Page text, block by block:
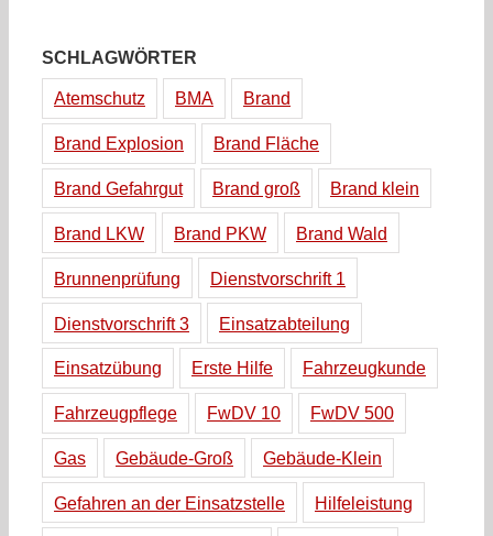
SCHLAGWÖRTER
Atemschutz BMA Brand
Brand Explosion Brand Fläche
Brand Gefahrgut Brand groß Brand klein
Brand LKW Brand PKW Brand Wald
Brunnenprüfung Dienstvorschrift 1
Dienstvorschrift 3 Einsatzabteilung
Einsatzübung Erste Hilfe Fahrzeugkunde
Fahrzeugpflege FwDV 10 FwDV 500
Gas Gebäude-Groß Gebäude-Klein
Gefahren an der Einsatzstelle Hilfeleistung